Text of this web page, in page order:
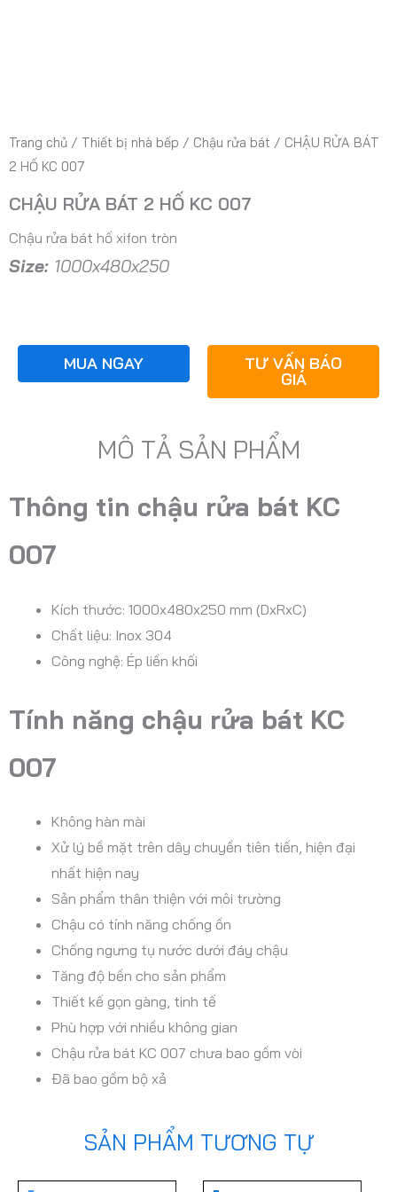
Trang chủ / Thiết bị nhà bếp / Chậu rửa bát / CHẬU RỬA BÁT
2 HỐ KC 007
CHẬU RỬA BÁT 2 HỐ KC 007
Chậu rửa bát hố xifon tròn
Size: 1000x480x250
MUA NGAY TƯ VẤN BÁO
GIÁ
MÔ TẢ SẢN PHẨM
Thông tin chậu rửa bát KC
007
Kích thước: 1000x480x250 mm (DxRxC)
Chất liệu: Inox 304
Công nghệ: Ép liền khối
Tính năng chậu rửa bát KC
007
Không hàn mài
Xử lý bề mặt trên dây chuyền tiên tiến, hiện đại
nhất hiện nay
Sản phẩm thân thiện với môi trường
Chậu có tính năng chống ồn
Chống ngưng tụ nước dưới đáy chậu
Tăng độ bền cho sản phẩm
Thiết kế gọn gàng, tinh tế
Phù hợp với nhiều không gian
Chậu rửa bát KC 007 chưa bao gồm vòi
Đã bao gồm bộ xả
SẢN PHẨM TƯƠNG TỰ